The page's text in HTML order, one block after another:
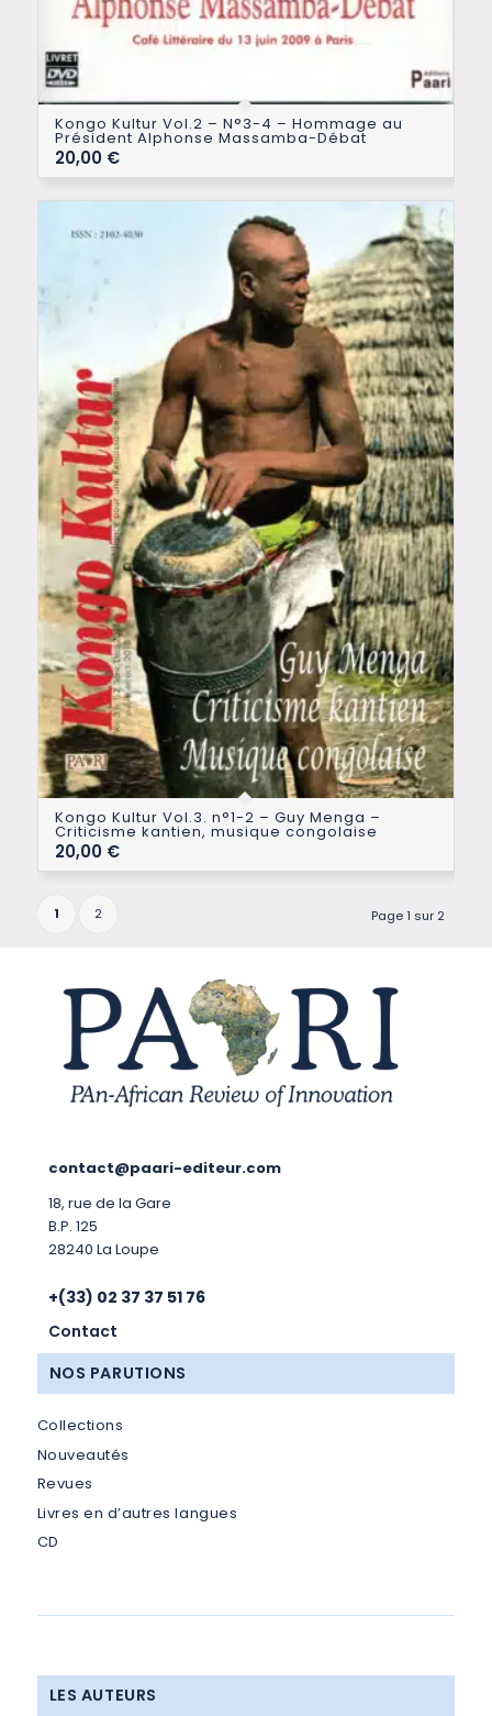
Kongo Kultur Vol.2 – N°3-4 – Hommage au
Président Alphonse Massamba-Débat
20,00 €
Kongo Kultur Vol.3. n°1-2 – Guy Menga –
Criticisme kantien, musique congolaise
20,00 €
Page 1 sur 2
1 2
contact@paari-editeur.com
18, rue de la Gare
B.P. 125
28240 La Loupe
+(33) 02 37 37 51 76
Contact
NOS PARUTIONS
Collections
Nouveautés
Revues
Livres en d’autres langues
CD
LES AUTEURS